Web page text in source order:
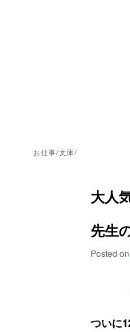
お仕事/文庫/
大人
先生
Posted on
ついに